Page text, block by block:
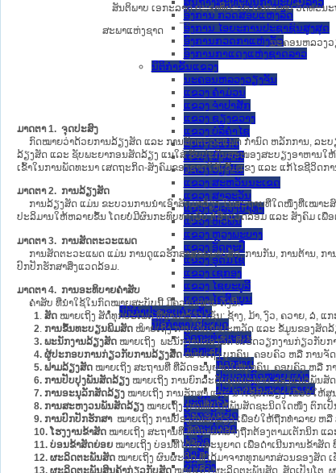
ອົງການ ກວດສອບແຫ່ງລັດ
ອົງການ ໄອຍະການປະຊາຊົນສູງສຸດ
ອົງການກວດກາແຫ່ງລັດ
ອົງການກາແດງແຫ່ງຊາດລາວ
ນິຕິກໍາຂັ້ນແຂວງ
ນະ​ຄອນ​ຫລວງວຽງຈັນ
ແຂວງ ຄໍາມ່ວນ
ແຂວງ ຈໍາປາສັກ
ແຂວງ ຊຽງຂວາງ
ແຂວງ ບໍລິຄໍາໄຊ
ແຂວງ ບໍ່ແກ້ວ
ແຂວງ ຜົ້ງສາລີ
ແຂວງ ວຽງຈັນ
ແຂວງ ສະຫວັນນະເຂດ
ແຂວງ ສາລະວັນ
ແຂວງ ຫລວງນໍ້າທາ
ແຂວງ ຫົວພັນ
ແຂວງ ຫຼວງພະບາງ
ແຂວງ ອັດຕະປື
ແຂວງ ອຸດົມໄຊ
ແຂວງ ເຊກອງ
ແຂວງ ໄຊຍະບູລີ
ແຂວງ ໄຊສົມບູນ
ນິຕິກໍາປະກອບຄໍາເຫັນ
ນິຕິກໍາຕາມປະເພດ
ລັດຖະທໍາມະນູນ
ກົດໝາຍ
ກົດໝາຍ
ປະມວນກົດໝາຍ ແພ່ງ
ປະມວນກົດໝາຍ ອາຍາ
ມະຕິຕົກລົງ
ລັດຖະບັນຍັດ
ລັດຖະດໍາລັດ
ດໍາລັດ
ຄໍາສັ່ງ
ຂໍ້ຕົກລົງ
ສັນຕິພາບ ເອກະລາດ ປະຊາທິປະໄຕ ເອກະພາບ ວັດທະນ
_____________________
ສະພາແຫ່ງຊາດ
ນະຄອນຫລວງວ
ມາດຕາ 1. ຈຸດປະສົງ
ກົດໝາຍວ່າດ້ວຍການລ້ຽງສັດ ແລະ ການສັດຕະວະແພດ ກຳນົດ ຫລັກການ, ລະບຽ
ລ້ຽງສັດ ແລະ ຊັບພະຍາກອນສັດລ້ຽງ ແນໃສ່ ຮັບປະກັນສະໜອງສະບຽງອາຫານໃ
ເຂົ້າໃນການພັດທະນາ ເສດຖະກິດ-ສັງຄົມຂອງຊາດໃຫ້ເຂັ້ມແຂງ ແລະ ແກ້ໄຂຊີວິ
ມາດຕາ 2. ການລ້ຽງສັດ
ການລ້ຽງສັດ ແມ່ນ ຂະບວນການນຳເອົາສັດມາລ້ຽງ ໃນສະຖານທີ່ໃດໜຶ່ງທີ່ເໝາະ
ປະລິມານໃຫ້ຫລາຍຂຶ້ນ ໂດຍບໍ່ມີຜົນກະທົບທາງລົບ ຕໍ່ສິ່ງແວດລ້ອມ ແລະ ສັງຄົມ ເພື່
ມາດຕາ 3. ການສັດຕະວະແພດ
ການສັດຕະວະແພດ ແມ່ນ ການດູແລຮັກສາສຸຂະພາບສັດ, ການກັນ, ການຕ້ານ, ກ
ປົກປັກຮັກສາສິ່ງແວດລ້ອມ.
ມາດຕາ 4. ການອະທິບາຍຄຳສັບ
ຄຳສັບ ທີ່ນຳໃຊ້ໃນກົດໝາຍສະບັບນີ້ ມີຄວາມໝາຍ ດັ່ງນີ້:
1. ສັດ ໝາຍເຖິງ ສັດທຸກປະເພດ ທີ່ນຳມາລ້ຽງ ເຊັ່ນ: ຊ້າງ, ມ້າ, ງົວ, ຄວາຍ, ລໍ,
2. ການຂຶ້ນທະບຽນພິມສັດ ໝາຍເຖິງ ການເກັບກຳປະຫວັດ ແລະ ຂໍ້ມູນຂອງສັດລ້
3. ພະນັກງານລ້ຽງສັດ ໝາຍເຖິງ ພະນັກງານຂອງລັດ ທີ່ເຮັດວຽກງານກ່ຽວກັບກ
4. ຜູ້ປະກອບການກ່ຽວກັບການລ້ຽງສັດໝາຍເຖິງ ບຸກຄົນ, ຄອບຄົວ ຫລື ການຈັ
5. ຟາມລ້ຽງສັດ ໝາຍເຖິງ ສະຖານທີ່ ທີ່ລັດອະນຸຍາດໃຫ້ບຸກຄົນ, ຄອບຄົວ ຫລື ກ
6. ການປັບປຸງພັນສັດລ້ຽງ ໝາຍເຖິງ ການຍົກລະດັບຄຸນນະພາບ ຂອງແນວພັນສັ
7. ການອະນຸລັກສັດລ້ຽງ ໝາຍເຖິງ ການຮັກສາ ແລະ ນຳໃຊ້ສັດລ້ຽງ ເພື່ອບໍ່ໃຫ້
8. ການສະຫງວນພັນສັດລ້ຽງ ໝາຍເຖິງ ການທີ່ບໍ່ໃຫ້ພັນສັດຊະນິດໃດໜຶ່ງ ຕົກເ
9. ການປົກປັກຮັກສາໝາຍເຖິງ ການປ້ອງກັນສັດລ້ຽງ ເພື່ອບໍ່ໃຫ້ຖືກທຳລາຍ ຫລື
10. ໂຮງງານຂ້າສັດ ໝາຍເຖິງ ສະຖານທີ່ ທີ່ມີການກໍ່ສ້າງຖືກຕ້ອງຕາມເຕັກນິກ ແ
11. ບ່ອນຂ້າສັດຍ່ອຍ ໝາຍເຖິງ ບ່ອນທີ່ໄດ້ຮັບອະນຸຍາດ ເພື່ອດຳເນີນການຂ້າສັດ
12. ຜະລິດຕະພັນສັດ ໝາຍເຖິງ ຜົນຜະລິດ ທີ່ໄດ້ມາຈາກທຸກພາກສ່ວນຂອງສັດ ເ
13. ຜະລິດຕະພັນສິນຄ້າກ່ຽວກັບສັດໝາຍເຖິງ ຜະລິດຕະພັນສັດ, ສັດເປັນໂຕ,